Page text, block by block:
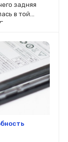
задняя
в той